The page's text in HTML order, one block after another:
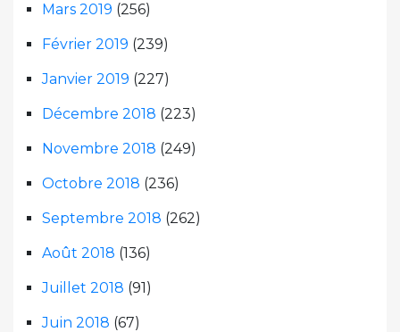
Mars 2019 (256)
Février 2019 (239)
Janvier 2019 (227)
Décembre 2018 (223)
Novembre 2018 (249)
Octobre 2018 (236)
Septembre 2018 (262)
Août 2018 (136)
Juillet 2018 (91)
Juin 2018 (67)